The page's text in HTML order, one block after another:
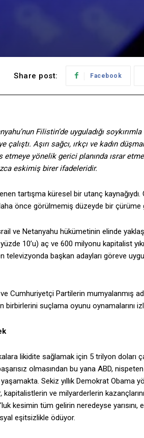
Share post: Facebook
Filistin’de uyguladığı
Aşırı sağcı, ırkçı ve kadın
yönelik gerici planında ısrar
eskimiş birer ifadeleridir.
tartışma küresel bir utanç
önce görülmemiş düzeyde bir çürüme
ve Netanyahu hükümetinin elinde
10’u) aç ve 600 milyonu kapitalist
televizyonda başkan adayları göreve
Cumhuriyetçi Partilerin mumyalanmış
suçlama oyunu oynamalarını
likidite sağlamak için 5 trilyon doları
olmasından bu yana ABD,
Sekiz yıllık Demokrat Obama
ve milyarderlerin
kesimin tüm gelirin neredeyse
eşitsizlikle ödüyor.